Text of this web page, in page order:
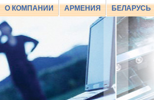
О КОМПАНИИ АРМЕНИЯ БЕЛАРУСЬ